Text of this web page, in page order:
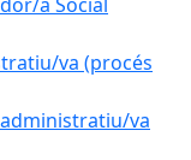
va (procés
administratiu/va